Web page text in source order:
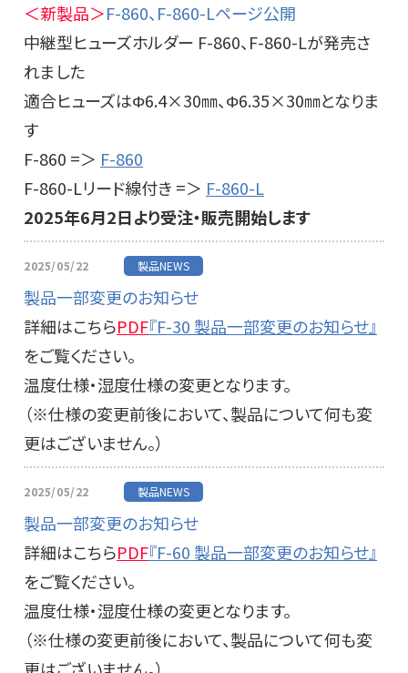
＜新製品＞F-860、F-860-Lページ公開
中継型ヒューズホルダー F-860、F-860-Lが発売さ
れました
適合ヒューズはΦ6.4×30㎜、Φ6.35×30㎜となりま
す
F-860 =＞ F-860
F-860-Lリード線付き =＞ F-860-L
2025年6月2日より受注・販売開始します
2025/05/22 製品NEWS
製品一部変更のお知らせ
詳細はこちらPDF『F-30 製品一部変更のお知らせ』
をご覧ください。
温度仕様・湿度仕様の変更となります。
（※仕様の変更前後において、製品について何も変
更はございません。）
2025/05/22 製品NEWS
製品一部変更のお知らせ
詳細はこちらPDF『F-60 製品一部変更のお知らせ』
をご覧ください。
温度仕様・湿度仕様の変更となります。
（※仕様の変更前後において、製品について何も変